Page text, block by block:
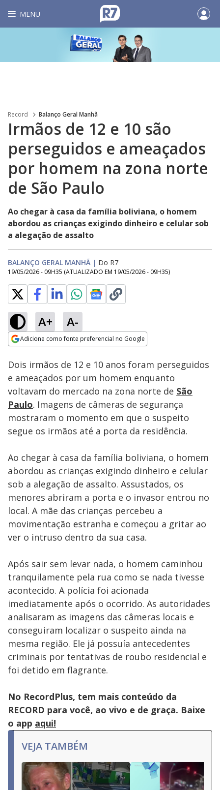
MENU
Record Balanço Geral Manhã
Irmãos de 12 e 10 são
perseguidos e ameaçados
por homem na zona norte
de São Paulo
Ao chegar à casa da família boliviana, o homem
abordou as crianças exigindo dinheiro e celular sob
a alegação de assalto
BALANÇO GERAL MANHÃ | Do R7
19/05/2026 - 09H35 (ATUALIZADO EM 19/05/2026 - 09H35)
A+ A-
Adicione como fonte preferencial no Google
Ativar
Loaded :
37.67%
Dois irmãos de 12 e 10 anos foram perseguidos
e ameaçados por um homem enquanto
voltavam do mercado na zona norte de São
Paulo. Imagens de câmeras de segurança
mostraram o momento em que o suspeito
segue os irmãos até a porta da residência.
Ao chegar à casa da família boliviana, o homem
abordou as crianças exigindo dinheiro e celular
sob a alegação de assalto. Assustados, os
menores abriram a porta e o invasor entrou no
local. A mãe das crianças percebeu a
movimentação estranha e começou a gritar ao
ver o intruso dentro da sua casa.
Após sair sem levar nada, o homem caminhou
tranquilamente pela rua como se nada tivesse
acontecido. A polícia foi acionada
imediatamente após o ocorrido. As autoridades
analisaram as imagens das câmeras locais e
conseguiram localizar o suspeito ainda na
mesma região. Ele já possuía antecedentes
criminais por tentativas de roubo residencial e
foi detido em flagrante.
No RecordPlus, tem mais conteúdo da
RECORD para você, ao vivo e de graça. Baixe
o app aqui!
VEJA TAMBÉM